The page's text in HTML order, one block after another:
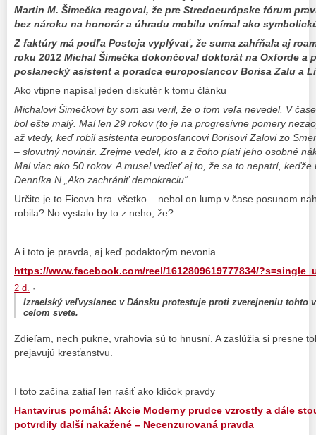
Martin M. Šimečka reagoval, že pre Stredoeurópske fórum
bez nároku na honorár a úhradu mobilu vnímal ako
Z faktúry má podľa Postoja vyplývať, že suma zahŕňala aj
roku 2012 Michal Šimečka dokončoval doktorát na Oxforde a
poslanecký asistent a poradca europoslancov Borisa Zalu a
Ako vtipne napísal jeden diskutér k tomu článku
Michalovi Šimečkovi by som asi veril, že o tom veľa nevedel. V
bol ešte malý. Mal len 29 rokov (to je na progresívne pomery
až vtedy, keď robil asistenta europoslancovi Borisovi Zalovi zo
– slovutný novinár. Zrejme vedel, kto a z čoho platí jeho osobné
Mal viac ako 50 rokov. A musel vedieť aj to, že sa to nepatrí,
Denníka N „Ako zachrániť demokraciu“.
Určite je to Ficova hra všetko – nebol on lump v čase posunom
robila? No vystalo by to z neho, že?
A i toto je pravda, aj keď podaktorým nevonia
https://www.facebook.com/reel/1612809619777834/
2 d.
·
Izraelský veľvyslanec v Dánsku protestuje proti zverejneniu tohto
celom svete.
Zdieľam, nech pukne, vrahovia sú to hnusní. A zaslúžia si presne
prejavujú kresťanstvu.
I toto začína zatiaľ len rašiť ako klíčok pravdy
Hantavirus pomáhá: Akcie Moderny prudce vzrostly a dále
potvrdily další nakažené – Necenzurovaná pravda